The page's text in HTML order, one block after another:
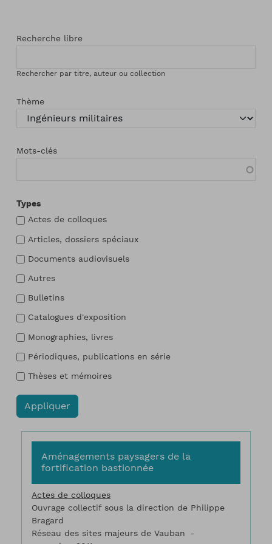
Recherche libre
Rechercher par titre, auteur ou collection
Thème
Mots-clés
Types
Actes de colloques
Articles, dossiers spéciaux
Documents audiovisuels
Autres
Bulletins
Catalogues d'exposition
Monographies, livres
Périodiques, publications en série
Thèses et mémoires
Aménagements paysagers de la
fortification bastionnée
Actes de colloques
Ouvrage collectif sous la direction de Philippe
Bragard
Réseau des sites majeurs de Vauban